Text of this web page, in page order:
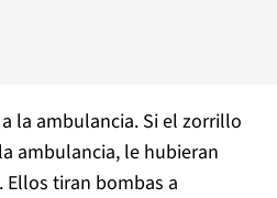
la ambulancia. Si el zorrillo
ambulancia, le hubieran
Ellos tiran bombas a